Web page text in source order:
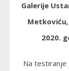
Galerije
Metkoviću,
2020.
Na testiranje